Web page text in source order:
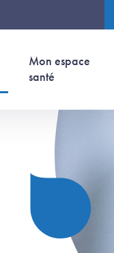
Mon espace
santé